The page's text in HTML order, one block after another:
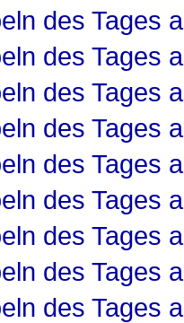
des Tages
des Tages
des Tages
des Tages
des Tages
des Tages
des Tages
des Tages
des Tages